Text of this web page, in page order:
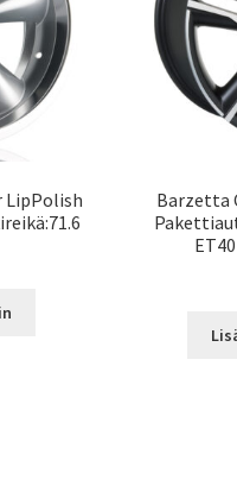
LipPolish
Barzetta